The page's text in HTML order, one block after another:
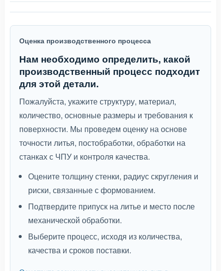
Оценка производственного процесса
Нам необходимо определить, какой
производственный процесс подходит
для этой детали.
Пожалуйста, укажите структуру, материал,
количество, основные размеры и требования к
поверхности. Мы проведем оценку на основе
точности литья, постобработки, обработки на
станках с ЧПУ и контроля качества.
Оцените толщину стенки, радиус скругления и
риски, связанные с формованием.
Подтвердите припуск на литье и место после
механической обработки.
Выберите процесс, исходя из количества,
качества и сроков поставки.